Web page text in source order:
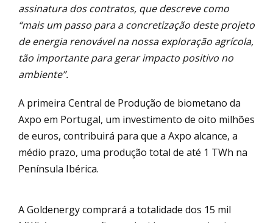
assinatura dos contratos, que descreve como
“mais um passo para a concretização deste projeto
de energia renovável na nossa exploração agrícola,
tão importante para gerar impacto positivo no
ambiente”.
A primeira Central de Produção de biometano da
Axpo em Portugal, um investimento de oito milhões
de euros, contribuirá para que a Axpo alcance, a
médio prazo, uma produção total de até 1 TWh na
Península Ibérica.
A Goldenergy comprará a totalidade dos 15 mil